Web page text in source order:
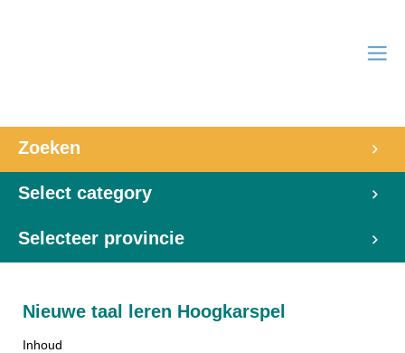
Zoeken
Select category
Selecteer provincie
Nieuwe taal leren Hoogkarspel
Inhoud